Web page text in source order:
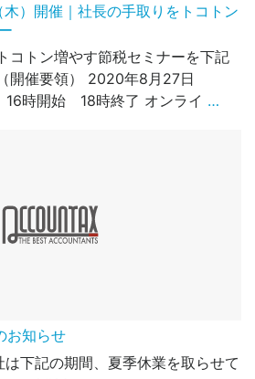
）開催｜社長の手取りをトコトン
コトン増やす節税セミナーを下記
開催要領） 2020年8月27日
時開始 18時終了 オンライ …
お知らせ
下記の期間、夏季休業を取らせて